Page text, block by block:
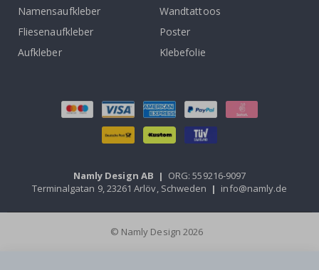
Namensaufkleber
Wandtattoos
Fliesenaufkleber
Poster
Aufkleber
Klebefolie
Namly Design AB | ORG: 559216-9097
Terminalgatan 9, 23261 Arlöv, Schweden | info@namly.de
© Namly Design 2026